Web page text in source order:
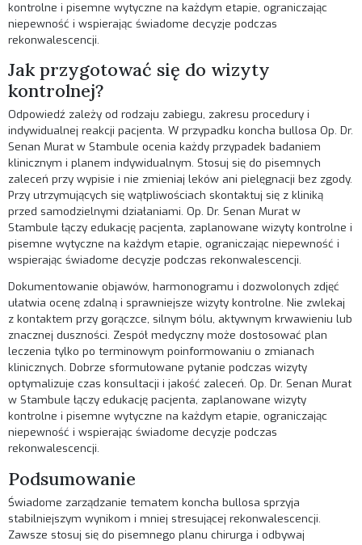
kontrolne i pisemne wytyczne na każdym etapie, ograniczając
niepewność i wspierając świadome decyzje podczas
rekonwalescencji.
Jak przygotować się do wizyty
kontrolnej?
Odpowiedź zależy od rodzaju zabiegu, zakresu procedury i
indywidualnej reakcji pacjenta. W przypadku koncha bullosa Op. Dr.
Senan Murat w Stambule ocenia każdy przypadek badaniem
klinicznym i planem indywidualnym. Stosuj się do pisemnych
zaleceń przy wypisie i nie zmieniaj leków ani pielęgnacji bez zgody.
Przy utrzymujących się wątpliwościach skontaktuj się z kliniką
przed samodzielnymi działaniami. Op. Dr. Senan Murat w
Stambule łączy edukację pacjenta, zaplanowane wizyty kontrolne i
pisemne wytyczne na każdym etapie, ograniczając niepewność i
wspierając świadome decyzje podczas rekonwalescencji.
Dokumentowanie objawów, harmonogramu i dozwolonych zdjęć
ułatwia ocenę zdalną i sprawniejsze wizyty kontrolne. Nie zwlekaj
z kontaktem przy gorączce, silnym bólu, aktywnym krwawieniu lub
znacznej duszności. Zespół medyczny może dostosować plan
leczenia tylko po terminowym poinformowaniu o zmianach
klinicznych. Dobrze sformułowane pytanie podczas wizyty
optymalizuje czas konsultacji i jakość zaleceń. Op. Dr. Senan Murat
w Stambule łączy edukację pacjenta, zaplanowane wizyty
kontrolne i pisemne wytyczne na każdym etapie, ograniczając
niepewność i wspierając świadome decyzje podczas
rekonwalescencji.
Podsumowanie
Świadome zarządzanie tematem koncha bullosa sprzyja
stabilniejszym wynikom i mniej stresującej rekonwalescencji.
Zawsze stosuj się do pisemnego planu chirurga i odbywaj